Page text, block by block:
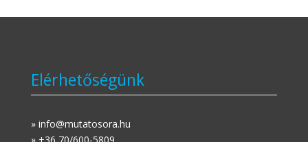
Elérhetőségünk
» info@mutatosora.hu